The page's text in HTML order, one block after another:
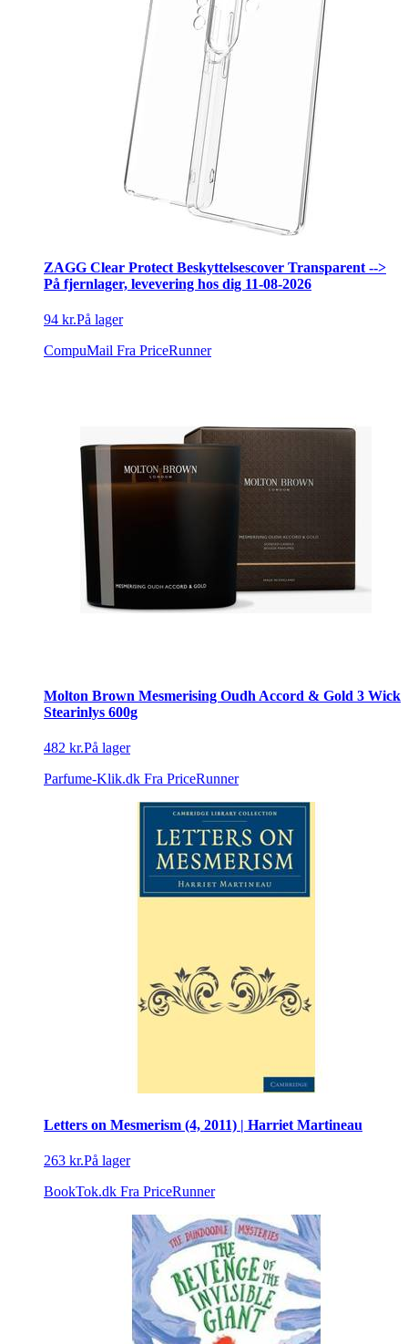
ZAGG Clear Protect Beskyttelsescover Transparent -->
På fjernlager, levevering hos dig 11-08-2026
94 kr.På lager
CompuMail Fra PriceRunner
Molton Brown Mesmerising Oudh Accord & Gold 3 Wick
Stearinlys 600g
482 kr.På lager
Parfume-Klik.dk Fra PriceRunner
Letters on Mesmerism (4, 2011) | Harriet Martineau
263 kr.På lager
BookTok.dk Fra PriceRunner